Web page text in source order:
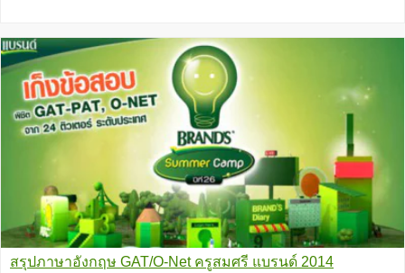
สรุปภาษาอังกฤษ GAT/O-Net ครูสมศรี แบรนด์ 2014